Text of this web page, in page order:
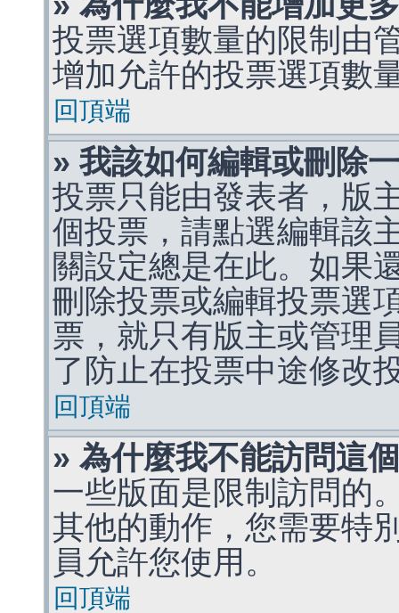
投票選項數量的限制由
增加允許的投票選項數
回頂端
» 我該如何編輯或刪除
投票只能由發表者，版
個投票，請點選編輯該
關設定總是在此。如果
刪除投票或編輯投票選
票，就只有版主或管理
了防止在投票中途修改
回頂端
» 為什麼我不能訪問這
一些版面是限制訪問的
其他的動作，您需要特
員允許您使用。
回頂端